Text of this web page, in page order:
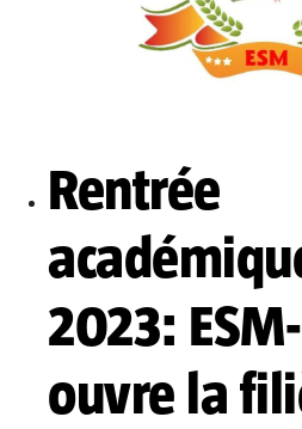
Rentrée
2023:
ouvre la